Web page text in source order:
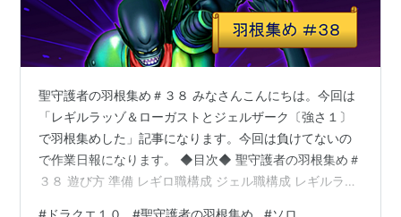
聖守護者の羽根集め＃３８ みなさんこんにちは。今回は
「レギルラッゾ＆ローガストとジェルザーク〔強さ１〕
で羽根集めした」記事になります。今回は負けてないの
で作業日報になります。 ◆目次◆ 聖守護者の羽根集め＃
３８ 遊び方 準備 レギロ職構成 ジェル職構成 レギルラッ
# ドラクエ１０ #聖守護者の羽根集め #ソロ